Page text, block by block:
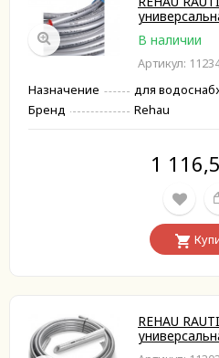
В наличии
Артикул:
Назначение
для
Бренд
Rehau
1
REHAU